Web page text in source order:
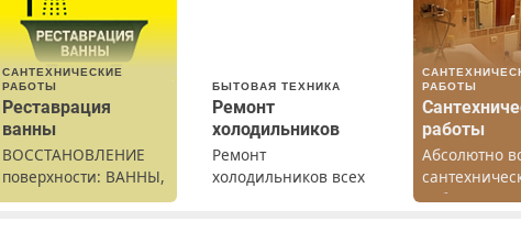
САНТЕХНИЧЕСКИЕ
РАБОТЫ
Реставрация
ванны
ВОССТАНОВЛЕНИЕ
поверхности: ВАННЫ,
раковины,
БЫТОВАЯ ТЕХНИКА
Ремонт
холодильников
Ремонт
холодильников всех
РАБОТЫ
работы
Абсолютно
работ.